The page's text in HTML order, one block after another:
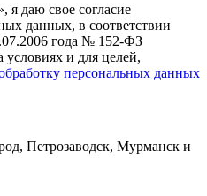
даю свое согласие
данных, в соответствии
года № 152-ФЗ
и для целей,
персональных данных
Петрозаводск, Мурманск и